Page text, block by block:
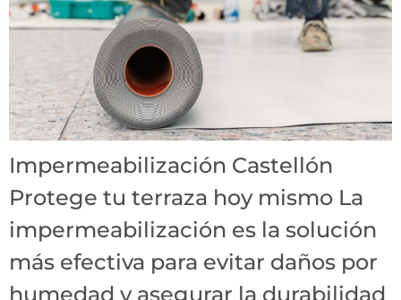
Impermeabilización Castellón
Protege tu terraza hoy mismo La
impermeabilización es la solución
más efectiva para evitar daños por
humedad y asegurar la durabilidad